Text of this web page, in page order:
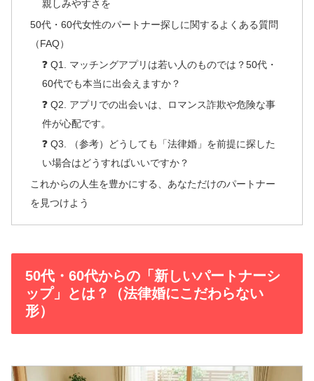
親しみやすさを
50代・60代女性のパートナー探しに関するよくある質問
（FAQ）
❓ Q1. マッチングアプリは若い人のものでは？50代・
60代でも本当に出会えますか？
❓ Q2. アプリでの出会いは、ロマンス詐欺や危険な事
件が心配です。
❓ Q3. （参考）どうしても「法律婚」を前提に探した
い場合はどうすればいいですか？
これからの人生を豊かにする、あなただけのパートナー
を見つけよう
50代・60代からの「新しいパートナーシ
ップ」とは？（法律婚にこだわらない
形）